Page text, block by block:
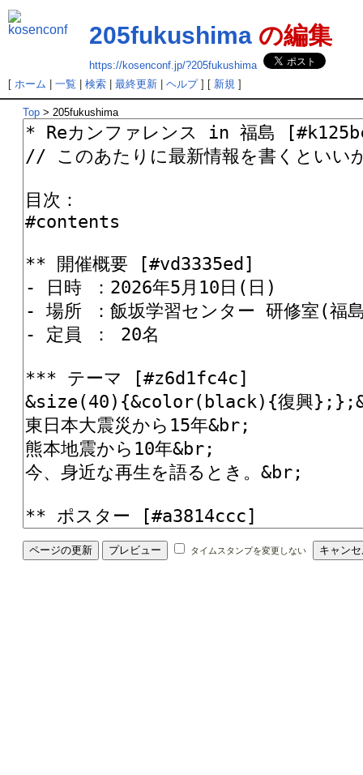
205fukushimaの編集
https://kosenconf.jp/?205fukushima
[ ホーム 一覧 検索| 最終更新| ヘルプ] [ 新規]
Top > 205fukushima
タイムスタンプを変更しない